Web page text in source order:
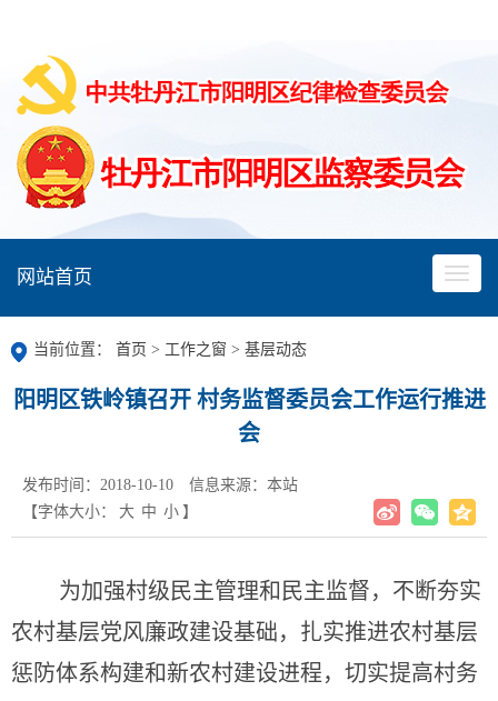
网站首页
当前位置： 首页 > 工作之窗 > 基层动态
阳明区铁岭镇召开 村务监督委员会工作运行推进
会
发布时间：2018-10-10
信息来源：本站
【字体大小：
大 中 小 】
为加强村级民主管理和民主监督，不断夯实
农村基层党风廉政建设基础，扎实推进农村基层
惩防体系构建和新农村建设进程， 切实提高村务